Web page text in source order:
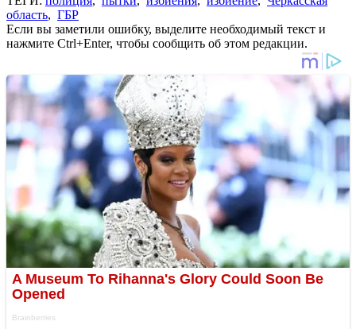
область, ГБР
Если вы заметили ошибку, выделите необходимый текст и
нажмите Ctrl+Enter, чтобы сообщить об этом редакции.